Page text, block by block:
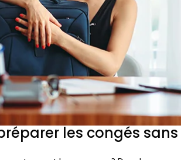
les congés sans